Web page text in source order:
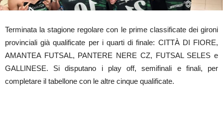
Terminata la stagione regolare con le prime classificate dei gironi
provinciali già qualificate per i quarti di finale: CITTÀ DI FIORE,
AMANTEA FUTSAL, PANTERE NERE CZ, FUTSAL SELES e
GALLINESE. Si disputano i play off, semifinali e finali, per
completare il tabellone con le altre cinque qualificate.